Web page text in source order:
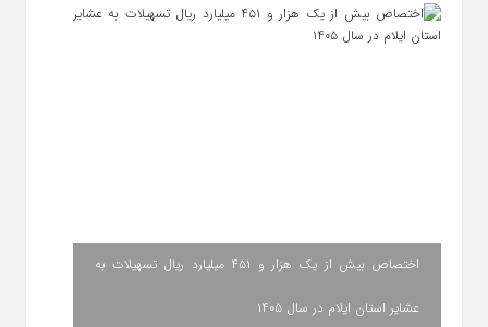
اختصاص بیش از یک هزار و ۴۵۱ میلیارد ریال تسهیلات به
عشایر استان ایلام در سال ۱۴۰۵